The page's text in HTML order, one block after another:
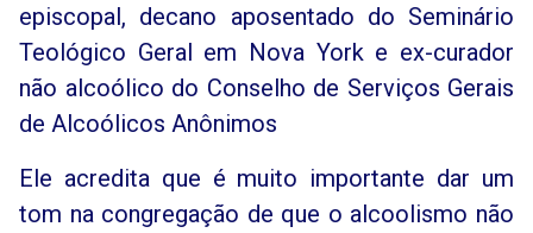
episcopal, decano aposentado do Seminário
Teológico Geral em Nova York e ex-curador
não alcoólico do Conselho de Serviços Gerais
de Alcoólicos Anônimos
Ele acredita que é muito importante dar um
tom na congregação de que o alcoolismo não